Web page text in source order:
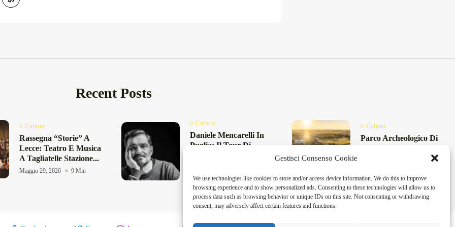
Gestisci Consenso Cookie
We use technologies like cookies to store and/or access device information. We do this to improve
browsing experience and to show personalized ads. Consenting to these technologies will allow us to
process data such as browsing behavior or unique IDs on this site. Not consenting or withdrawing
consent, may adversely affect certain features and functions.
Recent Posts
Cultura
Rassegna “Storie” A
Lecce: Teatro E Musica
A Tagliatelle Stazione...
Maggio 29, 2026 9 Min
Cultura
Daniele Mencarelli In
Puglia: Il Tour Di
Maggio 27, 2026 8 Min
Cultura
Parco Archeologico Di
Teatro Nel Weekend A...